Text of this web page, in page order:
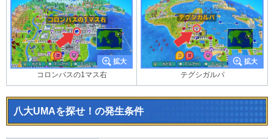
コロンバスの1マス右 テグシガルパ
八大UMAを探せ！の発生条件